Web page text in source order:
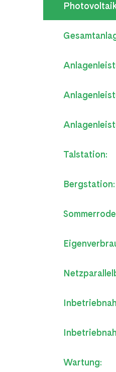
Talstation:
Bergstation:
Wartung: